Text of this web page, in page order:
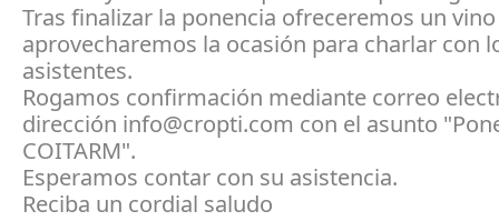
Tras finalizar la ponencia ofreceremos un
aprovecharemos la ocasión para charlar con
asistentes.
Rogamos confirmación mediante correo
dirección info@cropti.com con el asunto
COITARM".
Esperamos contar con su asistencia.
Reciba un cordial saludo